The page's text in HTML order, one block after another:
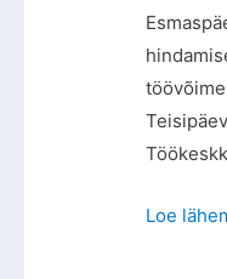
Loe